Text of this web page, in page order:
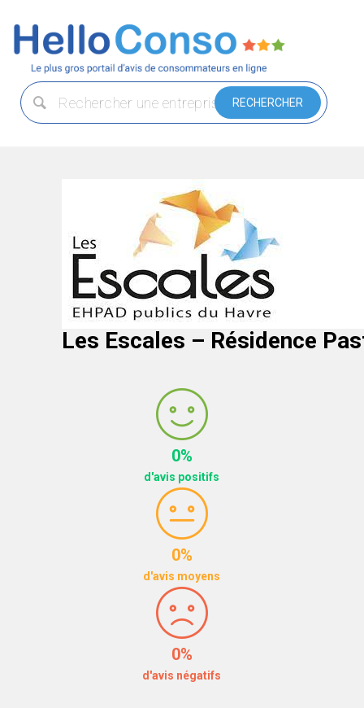
Les Escales – Résidence
0%
d'avis positifs
0%
d'avis moyens
0%
d'avis négatifs